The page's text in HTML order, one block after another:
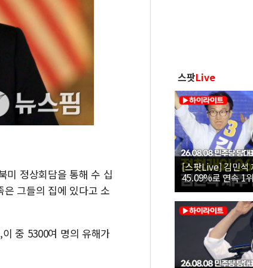
미 정상회담을 통해 수 십
그들의 집에 있다고 소
중 5300여 명의 유해가
스팟Live
[스팟Live] 김민석
45.09%로 연속 1
26.08.08 더불어민
보 인천 합동연설회